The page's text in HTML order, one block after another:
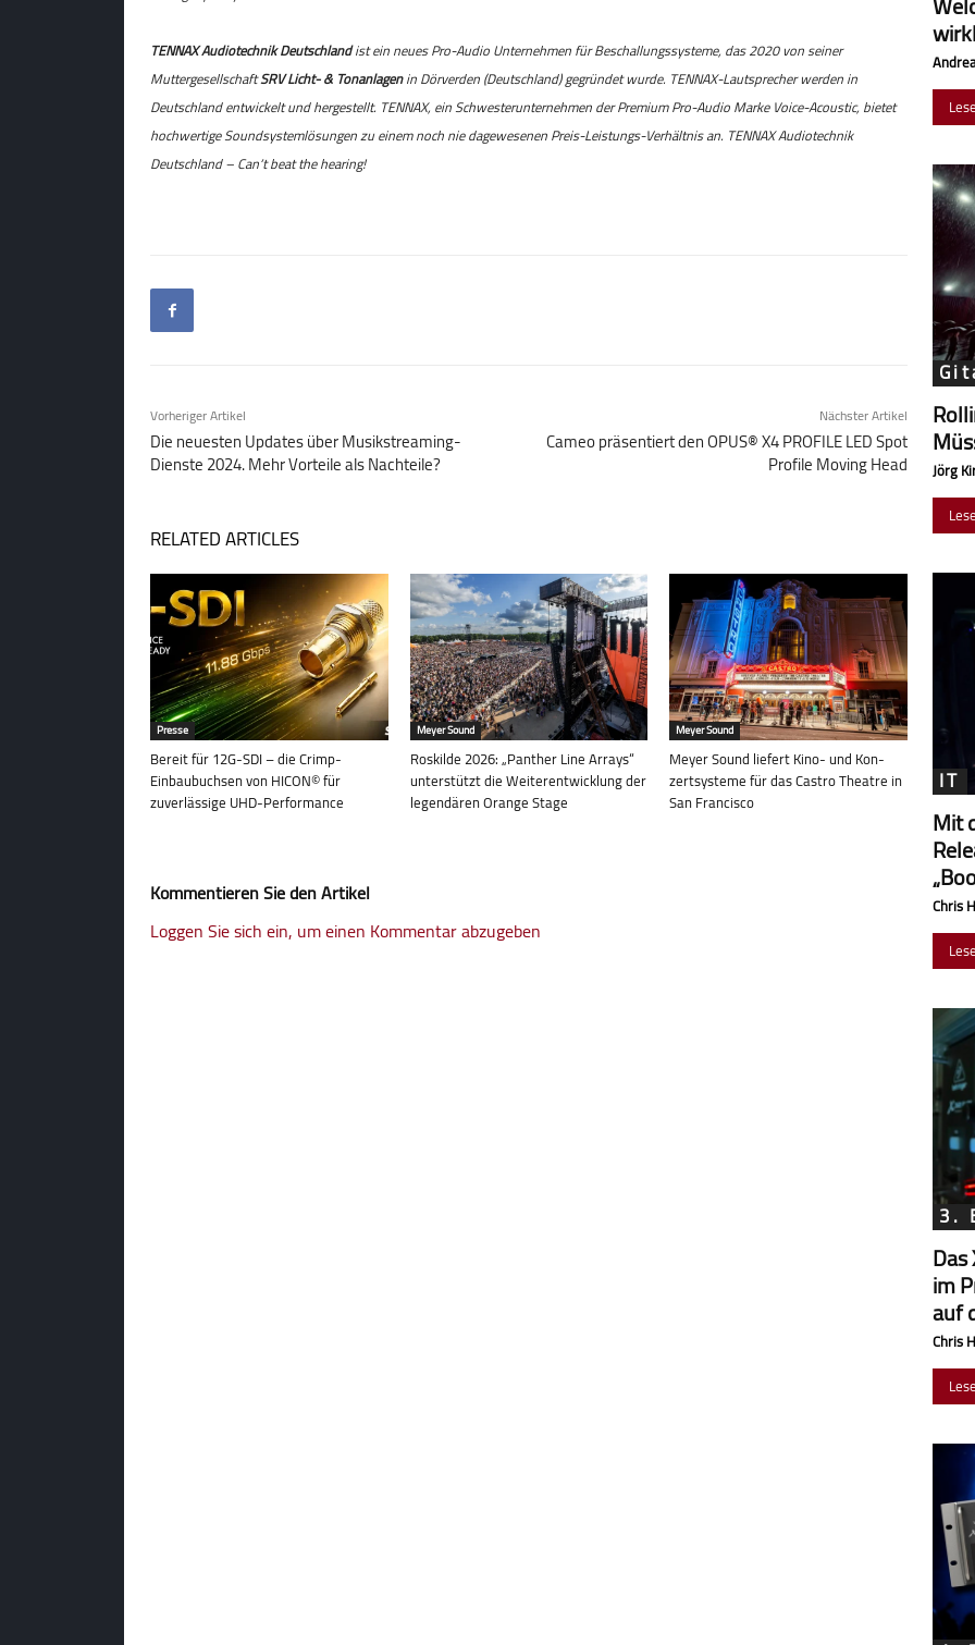
TENNAX Audiotechnik Deutschlandist ein neues Pro-Audio Unternehmen für Beschallungssysteme, das 2020 von seiner
MuttergesellschaftSRV Licht- & Tonanlagenin Dörverden (Deutschland) gegründet wurde. TENNAX-Lautsprecher werden in
Deutschland entwickelt und hergestellt. TENNAX, ein Schwesterunternehmen der Premium Pro-Audio Marke Voice-Acoustic, bietet
hochwertige Soundsystemlösungen zu einem noch nie dagewesenen Preis-Leistungs-Verhältnis an. TENNAX Audiotechnik
Deutschland – Can‘t beat the hearing!
Vorheriger Artikel
Die neuesten Updates über Musikstreaming-
Dienste 2024. Mehr Vorteile als Nachteile?
Nächster Artikel
Cameo präsentiert den OPUS® X4 PROFILE LED Spot
Profile Moving Head
RELATED ARTICLES
Presse
Bereit für 12G-SDI – die Crimp-
Einbaubuchsen von HICON© für
zuverlässige UHD-Performance
Meyer Sound
Roskilde 2026: „Panther Line Arrays“
unterstützt die Weiterentwicklung der
legendären Orange Stage
Meyer Sound
Meyer Sound liefert Kino- und Kon­
zert­sys­teme für das Castro Theatre in
San Francisco
Kommentieren Sie den Artikel
Loggen Sie sich ein, um einen Kommentar abzugeben
Jörg
IT
Mit
Chris
3.
im
auf
Chris